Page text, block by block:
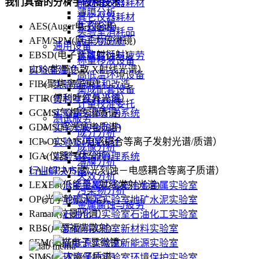
薄膜分析
失效分析
污染物分析
金属腐蚀与疲劳
实验室建设
实验室新建和改造
实验室家具设施
实验室气体配送系统
实验室安全防护
实验室环保设计
实验室智能管理系统
行业解决方案
冶金金属实验室
地矿水泥实验室
石油化工实验室
新材料实验室
新能源实验室
前处理仪器耗材
其它仪器耗材
实验室消耗品
通用设备
称量移液设备
高低温环境设备
集成配套设备
计量校准委托
测试服务
成分分析
成像分析
薄膜分析
失效分析
污染物分析
金属腐蚀与疲劳
AES(Auger电子能谱)
AFM/SPM(原子力显微镜)
EBSD(电子背散射衍射）
EDS(能量色散 X射线光谱）
FIB(聚焦离子束）
FTIR(傅利叶红外光谱）
GCMS(气相色谱质谱)
GDMS(辉光放电质谱)
ICP-OES/MS(电感耦合等离子发射光谱/质谱）
IGA(仪器气体分析)
LA-ICP-MS(激光刻蚀－电感耦合等离子质谱）
LEXES(低能量X射线发射光谱)
OP(光学轮廓测定)
Raman(拉曼光谱）
RBS(卢瑟福背散射)
SEM(扫描电子显微镜)
SIMS(二次离子质谱)